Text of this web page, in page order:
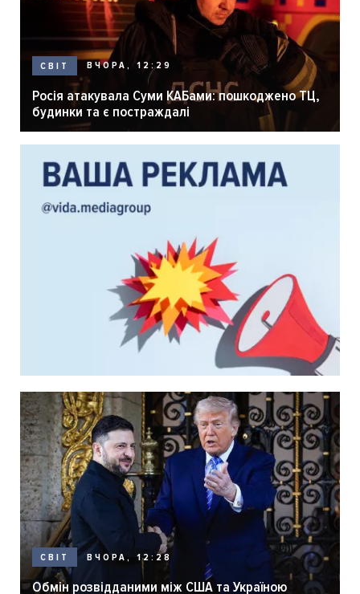
СВІТ ВЧОРА, 12:29
Росія атакувала Суми КАБами: пошкоджено ТЦ,
будинки та є постраждалі
СВІТ ВЧОРА, 12:28
Обмін розвідданими між США та Україною